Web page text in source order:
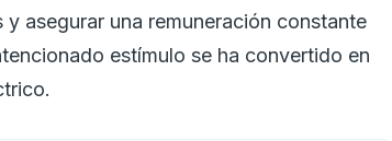
asegurar una remuneración constante
estímulo se ha convertido en